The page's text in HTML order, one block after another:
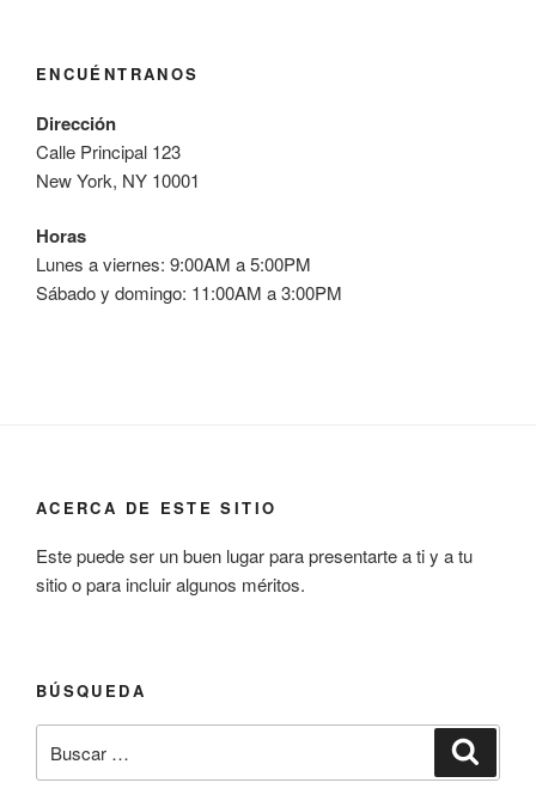
ENCUÉNTRANOS
Dirección
Calle Principal 123
New York, NY 10001
Horas
Lunes a viernes: 9:00AM a 5:00PM
Sábado y domingo: 11:00AM a 3:00PM
ACERCA DE ESTE SITIO
Este puede ser un buen lugar para presentarte a ti y a tu
sitio o para incluir algunos méritos.
BÚSQUEDA
por: